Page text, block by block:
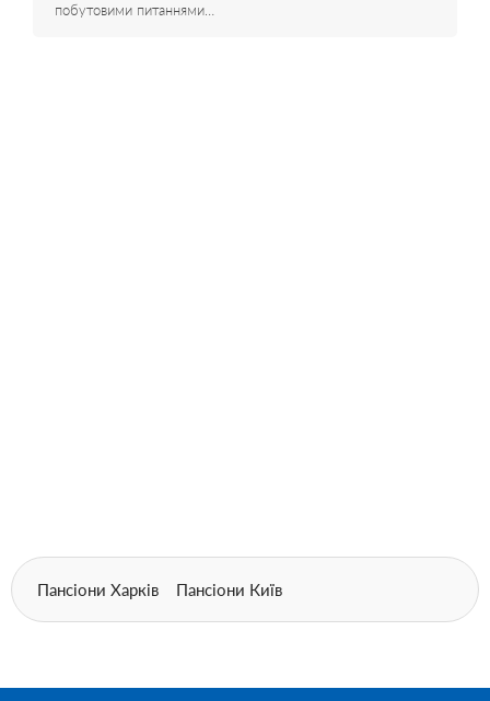
побутовими питаннями…
Пансіони Харків Пансіони Київ